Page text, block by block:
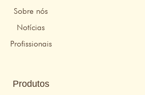
Sobre nós
Notícias
Profissionais
Produtos